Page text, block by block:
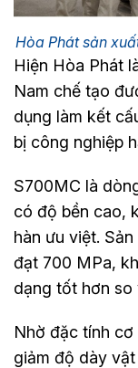
Hòa Phát sản
Hiện Hòa Phát
Nam chế tạo
dụng làm kết
bị công nghiệp
S700MC là
có độ bền cao,
hàn ưu việt.
đạt 700 MPa,
dạng tốt hơn
Nhờ đặc tính
giảm độ dày